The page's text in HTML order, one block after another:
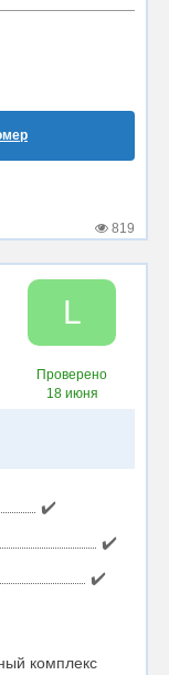
819
L
Проверено
18 июня
✔️
✔️
✔️
комплекс